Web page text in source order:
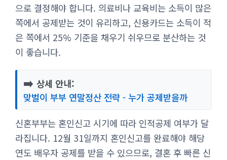
으로 결정해야 합니다. 의료비나 교육비는 소득이 많은
쪽에서 공제받는 것이 유리하고, 신용카드는 소득이 적
은 쪽에서 25% 기준을 채우기 쉬우므로 분산하는 것
이 좋습니다.
➡️ 상세 안내:
맞벌이 부부 연말정산 전략 - 누가 공제받을까
신혼부부는 혼인신고 시기에 따라 인적공제 여부가 달
라집니다. 12월 31일까지 혼인신고를 완료해야 해당
연도 배우자 공제를 받을 수 있으므로, 결혼 후 빠른 신